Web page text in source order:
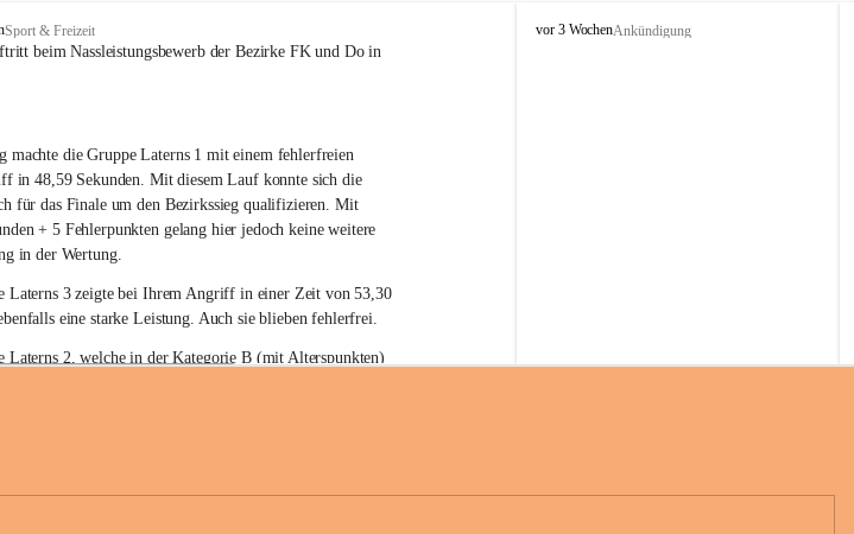
Sport & Freizeit
beim Nassleistungsbewerb der Bezirke FK und Do in
machte die Gruppe Laterns 1 mit einem fehlerfreien
in 48,59 Sekunden. Mit diesem Lauf konnte sich die
für das Finale um den Bezirkssieg qualifizieren. Mit
+ 5 Fehlerpunkten gelang hier jedoch keine weitere
in der Wertung.
Laterns 3 zeigte bei Ihrem Angriff in einer Zeit von 53,30
eine starke Leistung. Auch sie blieben fehlerfrei.
Laterns 2, welche in der Kategorie B (mit Alterspunkten)
L
vor 3 WochenAnkündigung